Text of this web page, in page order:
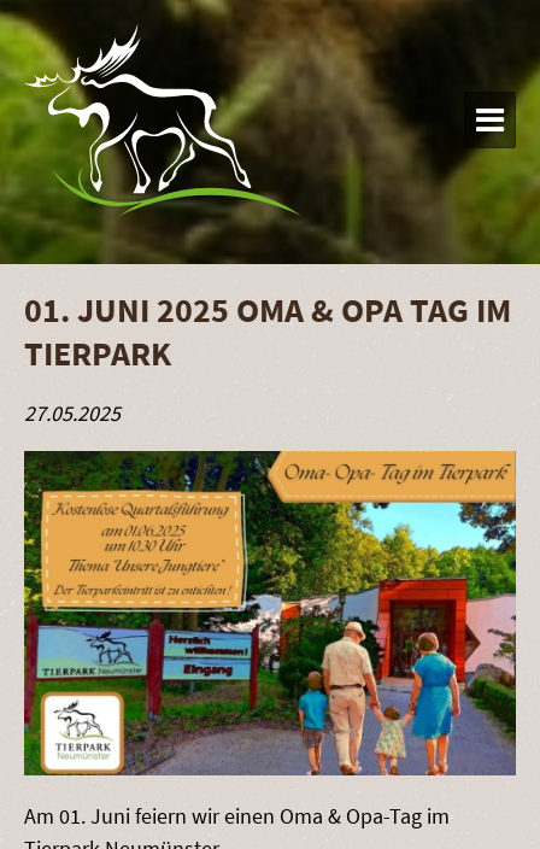

01. JUNI 2025 OMA & OPA TAG IM
TIERPARK
27.05.2025
Am 01. Juni feiern wir einen Oma & Opa-Tag im